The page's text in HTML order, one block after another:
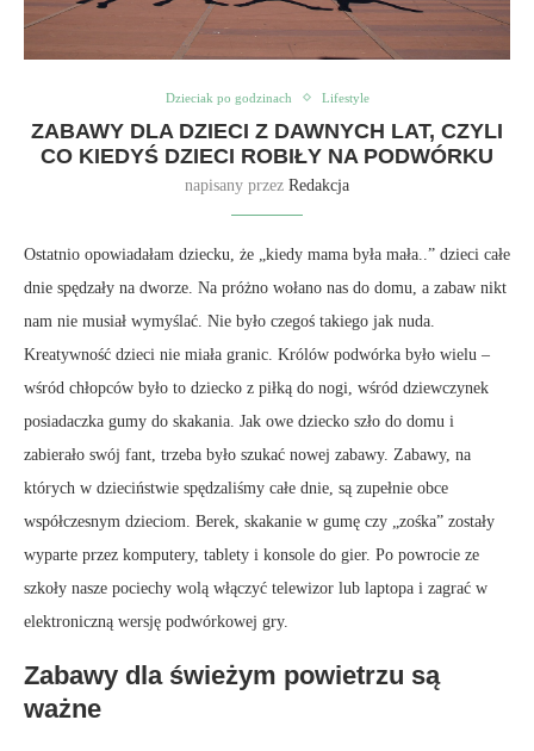
Dzieciak po godzinach Lifestyle
ZABAWY DLA DZIECI Z DAWNYCH LAT, CZYLI
CO KIEDYŚ DZIECI ROBIŁY NA PODWÓRKU
napisany przez Redakcja
Ostatnio opowiadałam dziecku, że „kiedy mama była mała..” dzieci całe
dnie spędzały na dworze. Na próżno wołano nas do domu, a zabaw nikt
nam nie musiał wymyślać. Nie było czegoś takiego jak nuda.
Kreatywność dzieci nie miała granic. Królów podwórka było wielu –
wśród chłopców było to dziecko z piłką do nogi, wśród dziewczynek
posiadaczka gumy do skakania. Jak owe dziecko szło do domu i
zabierało swój fant, trzeba było szukać nowej zabawy. Zabawy, na
których w dzieciństwie spędzaliśmy całe dnie, są zupełnie obce
współczesnym dzieciom. Berek, skakanie w gumę czy „zośka” zostały
wyparte przez komputery, tablety i konsole do gier. Po powrocie ze
szkoły nasze pociechy wolą włączyć telewizor lub laptopa i zagrać w
elektroniczną wersję podwórkowej gry.
Zabawy dla świeżym powietrzu są
ważne